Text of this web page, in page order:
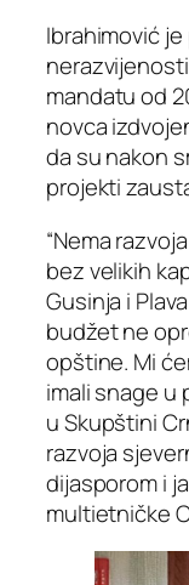
Ibrahimović
mandatu od
novca
da su nakon
projekti
“Nema
bez velikih
Gusinja i
budžet ne
opštine. Mi
imali snage u
u Skupštini
razvoja
dijasporom i
multietničke